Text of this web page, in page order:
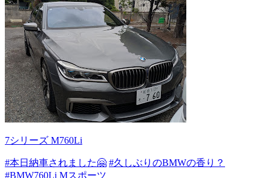
7シリーズ M760Li
#本日納車されました🤗 #久しぶりのBMWの香り？
#BMW760Li Mスポーツ